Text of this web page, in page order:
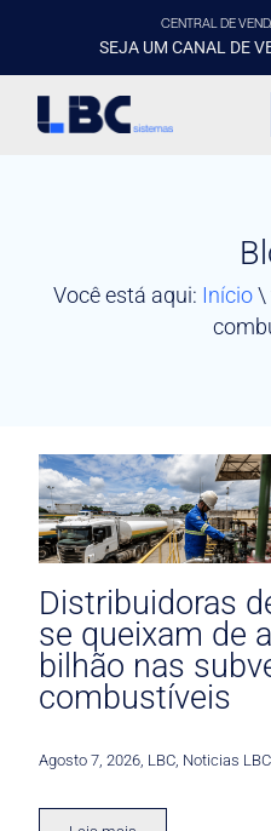
CENTRAL DE
SEJA UM CANAL DE
Você está aqui: Início\
Distribuidoras
se queixam de
bilhão nas
combustíveis
Agosto 7, 2026 LBC Noticias LBC